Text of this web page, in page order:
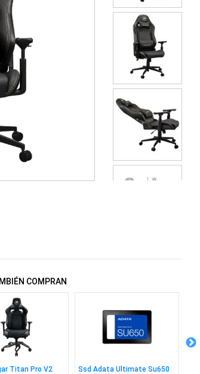
COMPRAN
Titan Pro V2 Ssd Adata Ultimate Su650